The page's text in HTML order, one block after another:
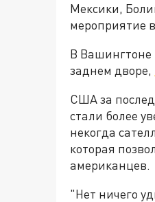
Мексики,
мероприятие
В Вашингтоне
заднем дворе,
США за
стали более
некогда
которая
американцев.
"Нет ничего